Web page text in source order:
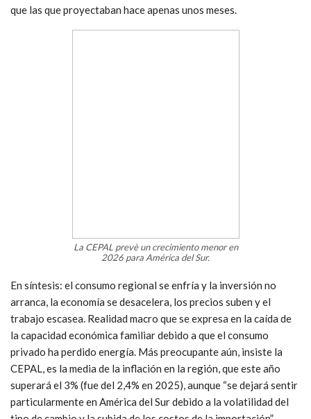
que las que proyectaban hace apenas unos meses.
La CEPAL prevè un crecimiento menor en
2026 para América del Sur.
En síntesis: el consumo regional se enfría y la inversión no
arranca, la economía se desacelera, los precios suben y el
trabajo escasea. Realidad macro que se expresa en la caída de
la capacidad económica familiar debido a que el consumo
privado ha perdido energía. Más preocupante aún, insiste la
CEPAL, es la media de la inflación en la región, que este año
superará el 3% (fue del 2,4% en 2025), aunque “se dejará sentir
particularmente en América del Sur debido a la volatilidad del